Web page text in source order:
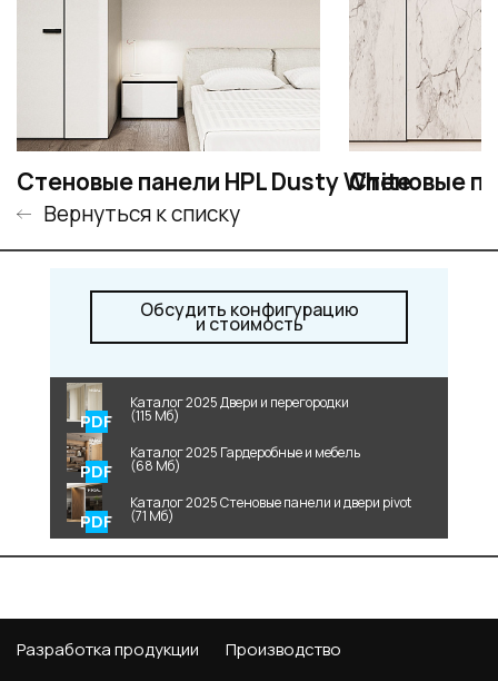
Стеновые панели HPL Dusty White
Стеновые
Вернуться к списку
Обсудить конфигурацию
и стоимость
Каталог 2025 Двери и перегородки
(115 Мб)
Каталог 2025 Гардеробные и мебель
(68 Мб)
Каталог 2025 Стеновые панели и двери pivot
(71 Мб)
Разработка продукции Производство